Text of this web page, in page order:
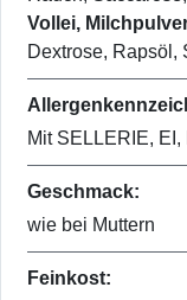
Vollei,
Dextrose, Rapsöl,
Mit SELLERIE,
Geschmack:
wie bei Muttern
Feinkost: